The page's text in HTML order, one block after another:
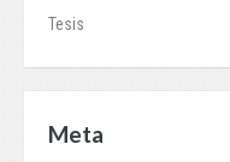
Tesis
Meta